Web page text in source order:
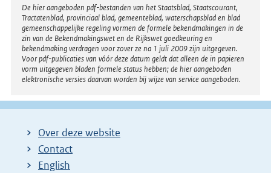
Disclaimer
De hier aangeboden pdf-bestanden van het Staatsblad, Staatscourant,
Tractatenblad, provinciaal blad, gemeenteblad, waterschapsblad en blad
gemeenschappelijke regeling vormen de formele bekendmakingen in de
zin van de Bekendmakingswet en de Rijkswet goedkeuring en
bekendmaking verdragen voor zover ze na 1 juli 2009 zijn uitgegeven.
Voor pdf-publicaties van vóór deze datum geldt dat alleen de in papieren
vorm uitgegeven bladen formele status hebben; de hier aangeboden
elektronische versies daarvan worden bij wijze van service aangeboden.
Over deze website
Contact
English